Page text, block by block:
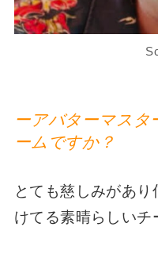
ーアバターマスタ
ームですか？
とても慈しみがあ
けてる素晴らしいチ